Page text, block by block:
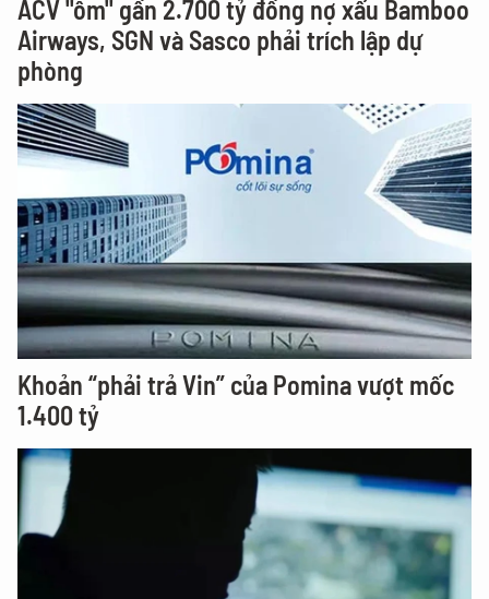
ACV "ôm" gần 2.700 tỷ đồng nợ xấu Bamboo
Airways, SGN và Sasco phải trích lập dự
phòng
Khoản “phải trả Vin” của Pomina vượt mốc
1.400 tỷ